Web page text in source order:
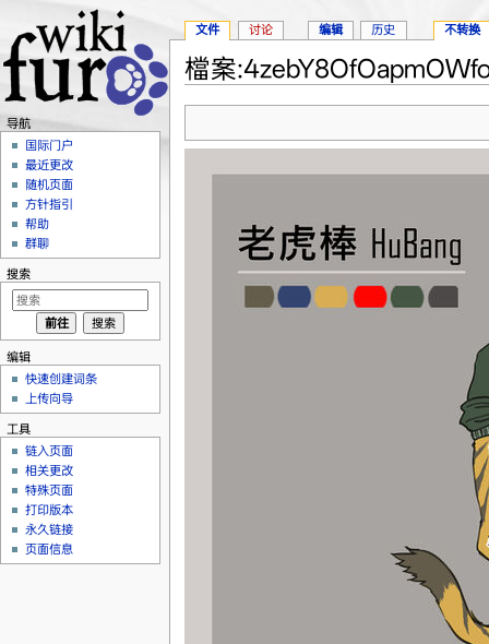
檔案
文件 讨论 编辑 历史 不转换
导航
国际门户
最近更改
随机页面
方针指引
帮助
群聊
搜索
编辑
快速创建词条
上传向导
工具
链入页面
相关更改
特殊页面
打印版本
永久链接
页面信息